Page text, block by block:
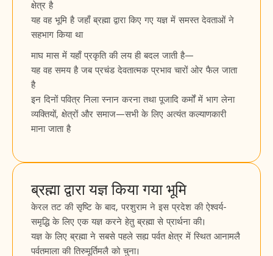
क्षेत्र है
यह वह भूमि है जहाँ ब्रह्मा द्वारा किए गए यज्ञ में समस्त देवताओं ने
सहभाग किया था
माघ मास में यहाँ प्रकृति की लय ही बदल जाती है—
यह वह समय है जब प्रचंड देवतात्मक प्रभाव चारों ओर फैल जाता
है
इन दिनों पवित्र निला स्नान करना तथा पूजादि कर्मों में भाग लेना
व्यक्तियों, क्षेत्रों और समाज—सभी के लिए अत्यंत कल्याणकारी
माना जाता है
ब्रह्मा द्वारा यज्ञ किया गया भूमि
केरल तट की सृष्टि के बाद, परशुराम ने इस प्रदेश की ऐश्वर्य-
समृद्धि के लिए एक यज्ञ करने हेतु ब्रह्मा से प्रार्थना की।
यज्ञ के लिए ब्रह्मा ने सबसे पहले सह्य पर्वत क्षेत्र में स्थित आनामलै
पर्वतमाला की तिरुमूर्तिमलै को चुना।